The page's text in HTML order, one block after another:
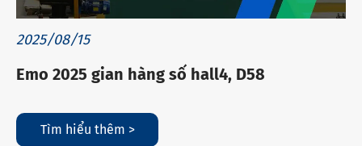
2025/08/15
Emo 2025 gian hàng số hall4, D58
Tìm hiểu thêm >